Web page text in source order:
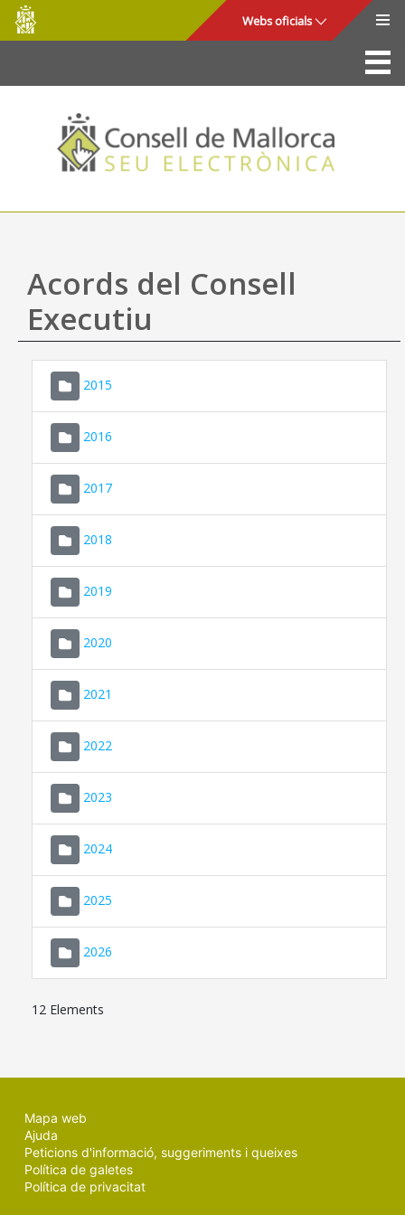
Salta al contingut principal
Consell
de
Mallorca
Webs oficials
La Seu
Consell de Mallorca
Accés i seguretat
Utilitats
Ajuda
Acords del Consell
Executiu
2015
2016
2017
2018
2019
2020
2021
2022
2023
2024
2025
2026
12 Elements
Mapa web
Ajuda
Peticions d'informació, suggeriments i queixes
Política de galetes
Política de privacitat